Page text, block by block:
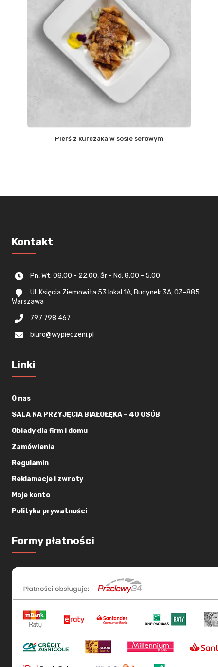
Pierś z kurczaka w sosie serowym
Kontakt
Pn, Wt: 08:00 - 22:00, Śr - Nd: 8:00 - 5:00
Ul. Księcia Ziemowita 53 lokal 1A, Budynek 3A, 03-885
Warszawa
797 798 467
biuro@wypieczeni.pl
Linki
O nas
SALA NA PRZYJĘCIA BIAŁOŁĘKA – 40 OSÓB
Obiady dla firm i domu
Zamówienia
Regulamin
Reklamacje i zwroty
Moje konto
Polityka prywatności
Formy płatności